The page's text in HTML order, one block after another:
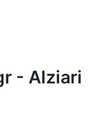
- Alziari